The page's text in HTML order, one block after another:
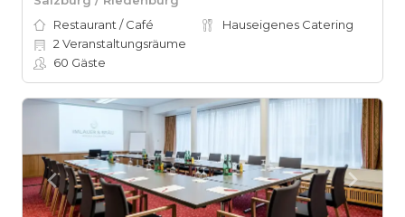
Restaurant / Café
Hauseigenes Catering
2 Veranstaltungsräume
60 Gäste